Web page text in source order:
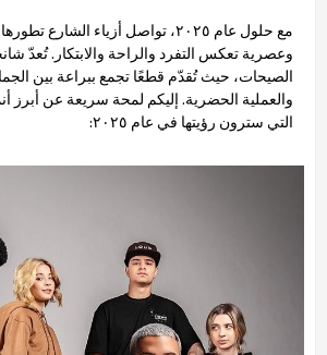
مع حلول عام ٢٠٢٥، تواصل أزياء الشارع
وعصرية تعكس التفرد والراحة والابتكار. تُعدّ
الصيحات، حيث تُقدّم قطعًا تجمع ببراعة بين
والعملية الحضرية. إليكم لمحة سريعة عن أبرز
التي سترون رؤيتها في عام ٢٠٢٥: